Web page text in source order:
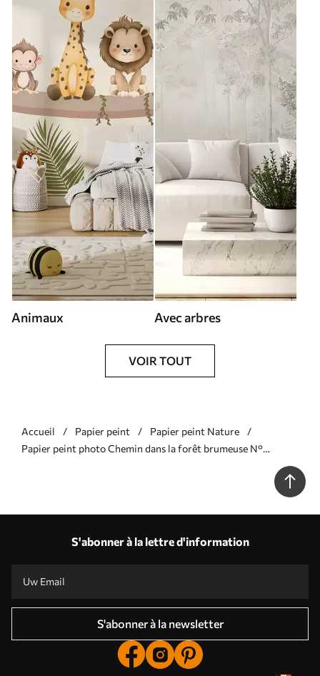
Animaux Avec arbres
VOIR TOUT
Accueil Papier peint
Papier peint Nature
Papier peint photo Chemin dans la forêt brumeuse N°
S'abonner à la lettre d'information
S'abonner à la newsletter